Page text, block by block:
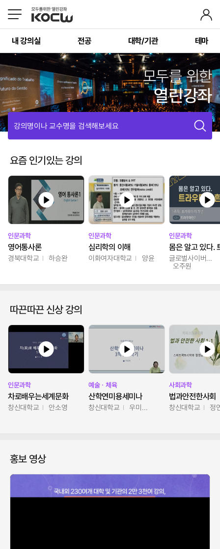
내 강의실 전공 대학/기관 테마
모두를 위한
열린강좌
강의명이나 교수명을 검색해보세요
요즘 인기있는 강의
인문과학
영어통사론
경북대학교 하승완
인문과학
심리학의 이해
이화여자대학교 양윤
인문과학
글로벌사이버대학교
오주원
따끈따끈 신상 강의
인문과학
차로배우는세계문화
창신대학교 안소영
예술ㆍ체육
산학연미용세미나
창신대학교 우미옥,오윤경,박선이
사회과학
법과안전한사회
창신대학교 정
홍보 영상